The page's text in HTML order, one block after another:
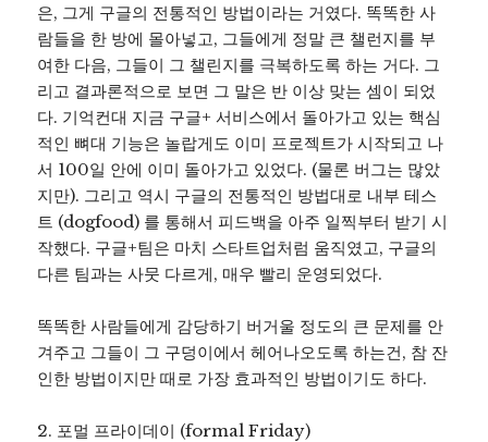
은, 그게 구글의 전통적인 방법이라는 거였다. 똑똑한 사
람들을 한 방에 몰아넣고, 그들에게 정말 큰 챌런지를 부
여한 다음, 그들이 그 챌린지를 극복하도록 하는 거다. 그
리고 결과론적으로 보면 그 말은 반 이상 맞는 셈이 되었
다. 기억컨대 지금 구글+ 서비스에서 돌아가고 있는 핵심
적인 뼈대 기능은 놀랍게도 이미 프로젝트가 시작되고 나
서 100일 안에 이미 돌아가고 있었다. (물론 버그는 많았
지만). 그리고 역시 구글의 전통적인 방법대로 내부 테스
트 (dogfood) 를 통해서 피드백을 아주 일찍부터 받기 시
작했다. 구글+팀은 마치 스타트업처럼 움직였고, 구글의
다른 팀과는 사뭇 다르게, 매우 빨리 운영되었다.
똑똑한 사람들에게 감당하기 버거울 정도의 큰 문제를 안
겨주고 그들이 그 구덩이에서 헤어나오도록 하는건, 참 잔
인한 방법이지만 때로 가장 효과적인 방법이기도 하다.
2. 포멀 프라이데이 (formal Friday)